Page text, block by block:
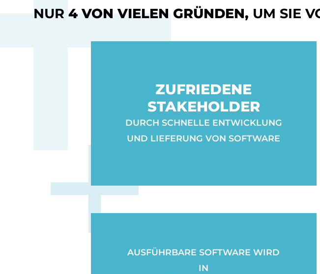
NUR 4 VON VIELEN GRÜNDEN, UM SIE
ZUFRIEDENE
STAKEHOLDER
DURCH SCHNELLE ENTWICKLUNG
UND LIEFERUNG VON SOFTWARE
AUSFÜHRBARE SOFTWARE WIRD
IN